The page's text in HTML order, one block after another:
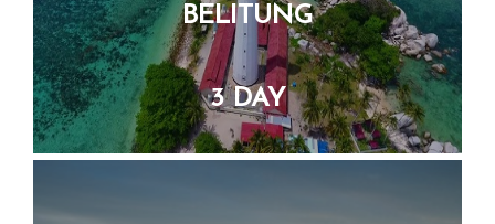
3 DAY
PAKET LIBURAN KE BROMO